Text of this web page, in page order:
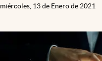
miércoles, 13 de Enero de 2021